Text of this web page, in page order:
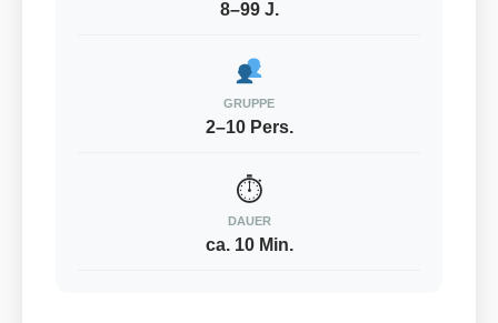
8–99 J.
GRUPPE
2–10 Pers.
⏱
DAUER
ca. 10 Min.